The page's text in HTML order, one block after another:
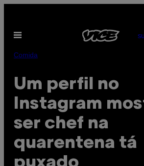
content
Open
Comida
Um perfil no
Instagram
ser chef na
quarentena tá
puxado